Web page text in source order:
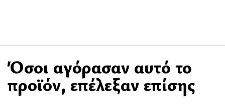
Όσοι αγόρασαν αυτό το
προϊόν, επέλεξαν επίσης